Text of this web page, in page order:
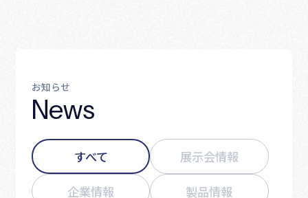
お知らせ
News
すべて 展示会情報
企業情報 製品情報